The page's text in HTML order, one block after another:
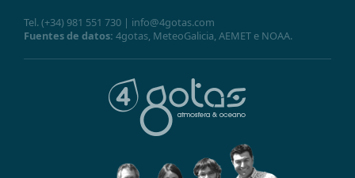
Tel.(+34) 981 551 730 | info@4gotas.com
Fuentes de datos: 4gotas, MeteoGalicia,AEMET e NOAA.